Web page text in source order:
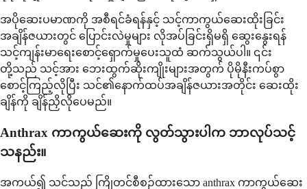
အပိုဆေးပမာဏကို အစီရင်ခံရန်နှင့် သင့်ကာကွယ်ဆေးထိုးခြင်း
အချိန်ဇယားတွင် ပြောင်းလဲမှုများ လိုအပ်ခြင်းရှိမရှိ ဆွေးနွေးရန်
သင့်ကျန်းမာရေးစောင့်ရှောက်မှုပေးသူထံ ဆက်သွယ်ပါ။ ၎င်း
တို့သည် သင့်အား ဘေးထွက်ဆိုးကျိုးများအတွက် ပိုမိုနီးကပ်စွာ
စောင့်ကြည့်လိုပြီး သင်၏နောက်ထပ်အချိန်ဇယားအတိုင်း ဆေးထိုး
ချိန်ကို ချိန်ညှိလိုပေမည်။
Anthrax ကာကွယ်ဆေးကို လွတ်သွားပါက ဘာလုပ်သင့်
သနည်း။
အကယ်၍ သင်သည် ကြိုတင်စီစဉ်ထားသော anthrax ကာကွယ်ဆေး